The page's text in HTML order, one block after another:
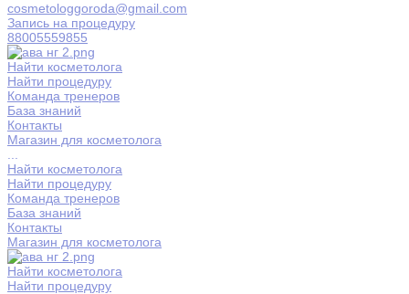
cosmetologgoroda@gmail.com
Запись на процедуру
88005559855
Найти косметолога
Найти процедуру
Команда тренеров
База знаний
Контакты
Магазин для косметолога
Найти косметолога
Найти процедуру
Команда тренеров
База знаний
Контакты
Магазин для косметолога
Найти косметолога
Найти процедуру